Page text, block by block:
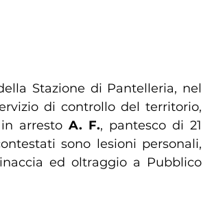
Stazione di Pantelleria, nel
di controllo del territorio,
arresto A. F., pantesco di 21
sono lesioni personali,
ed oltraggio a Pubblico